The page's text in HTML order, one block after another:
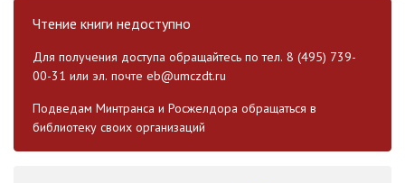
Чтение книги недоступно
Для получения доступа обращайтесь по тел. 8 (495) 739-
00-31 или эл. почте eb@umczdt.ru
Подведам Минтранса и Росжелдора обращаться в
библиотеку своих организаций